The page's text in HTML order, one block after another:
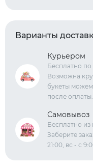
Варианты
Курьером
Бесплатно по
Возможна
букеты можем
после оплаты.
Самовывоз
Бесплатно из
Заберите
21:00, вс - с